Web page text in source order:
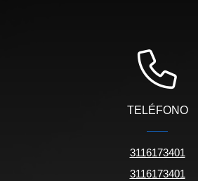
TELÉFONO
3116173401
3116173401